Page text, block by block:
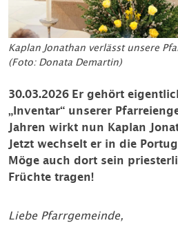
Kaplan Jonathan verlässt unsere
(Foto: Donata Demartin)
30.03.2026 Er gehört
„Inventar“ unserer
Jahren wirkt nun Kaplan
Jetzt wechselt er in die
Möge auch dort sein
Früchte tragen!
Liebe Pfarrgemeinde,